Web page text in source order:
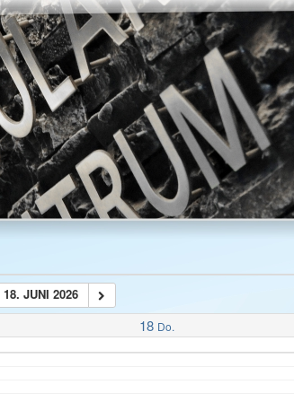
18. JUNI 2026
18 Do.